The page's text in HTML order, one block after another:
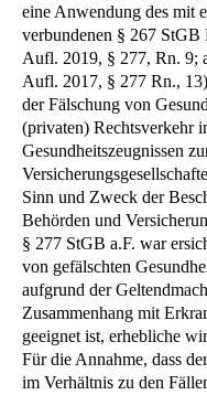
eine Anwendung des mit
verbundenen § 267
Aufl. 2019, § 277, Rn. 9;
Aufl. 2017, § 277 Rn.,
der Fälschung von
(privaten) Rechtsverkehr
Gesundheitszeugnissen
Sinn und Zweck der
Behörden und
§ 277 StGB a.F. war
von gefälschten
aufgrund der
Zusammenhang mit
geeignet ist, erhebliche
Für die Annahme, dass
im Verhältnis zu den